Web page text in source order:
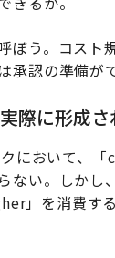
ぼう。コスト
承認の準備が
際に形成
において、
ない。しか
」を消費す